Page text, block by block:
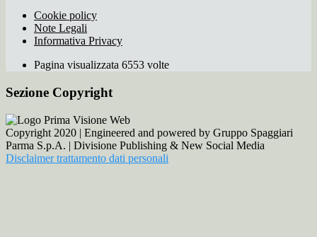
Cookie policy
Note Legali
Informativa Privacy
Pagina visualizzata 6553 volte
Sezione Copyright
Copyright 2020 | Engineered and powered by Gruppo Spaggiari
Parma S.p.A. | Divisione Publishing & New Social Media
Disclaimer trattamento dati personali